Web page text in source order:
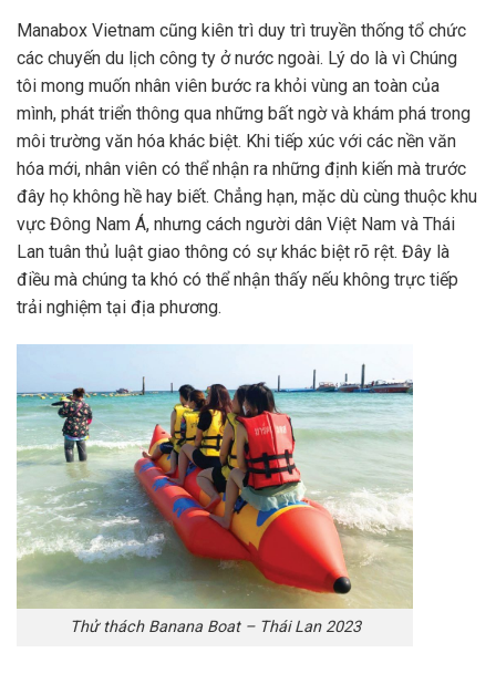
Manabox Vietnam cũng kiên trì duy trì truyền thống tổ chức
các chuyến du lịch công ty ở nước ngoài. Lý do là vì Chúng
tôi mong muốn nhân viên bước ra khỏi vùng an toàn của
mình, phát triển thông qua những bất ngờ và khám phá trong
môi trường văn hóa khác biệt. Khi tiếp xúc với các nền văn
hóa mới, nhân viên có thể nhận ra những định kiến mà trước
đây họ không hề hay biết. Chẳng hạn, mặc dù cùng thuộc khu
vực Đông Nam Á, nhưng cách người dân Việt Nam và Thái
Lan tuân thủ luật giao thông có sự khác biệt rõ rệt. Đây là
điều mà chúng ta khó có thể nhận thấy nếu không trực tiếp
trải nghiệm tại địa phương.
Thử thách Banana Boat – Thái Lan 2023